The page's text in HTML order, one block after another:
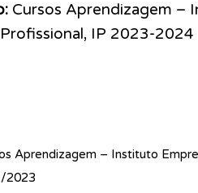
Cursos Aprendizagem –
IP 2023-2024
Aprendizagem – Instituto
2023